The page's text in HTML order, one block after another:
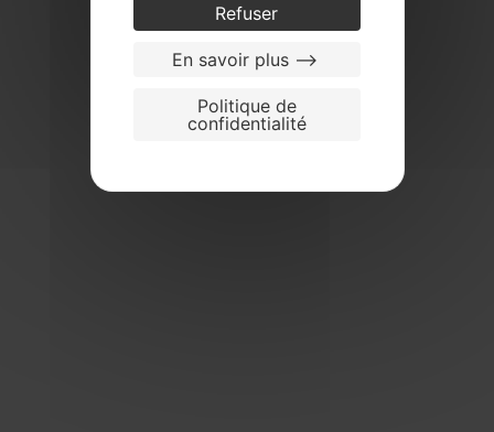
Refuser
En savoir plus -->
Politique de
confidentialité